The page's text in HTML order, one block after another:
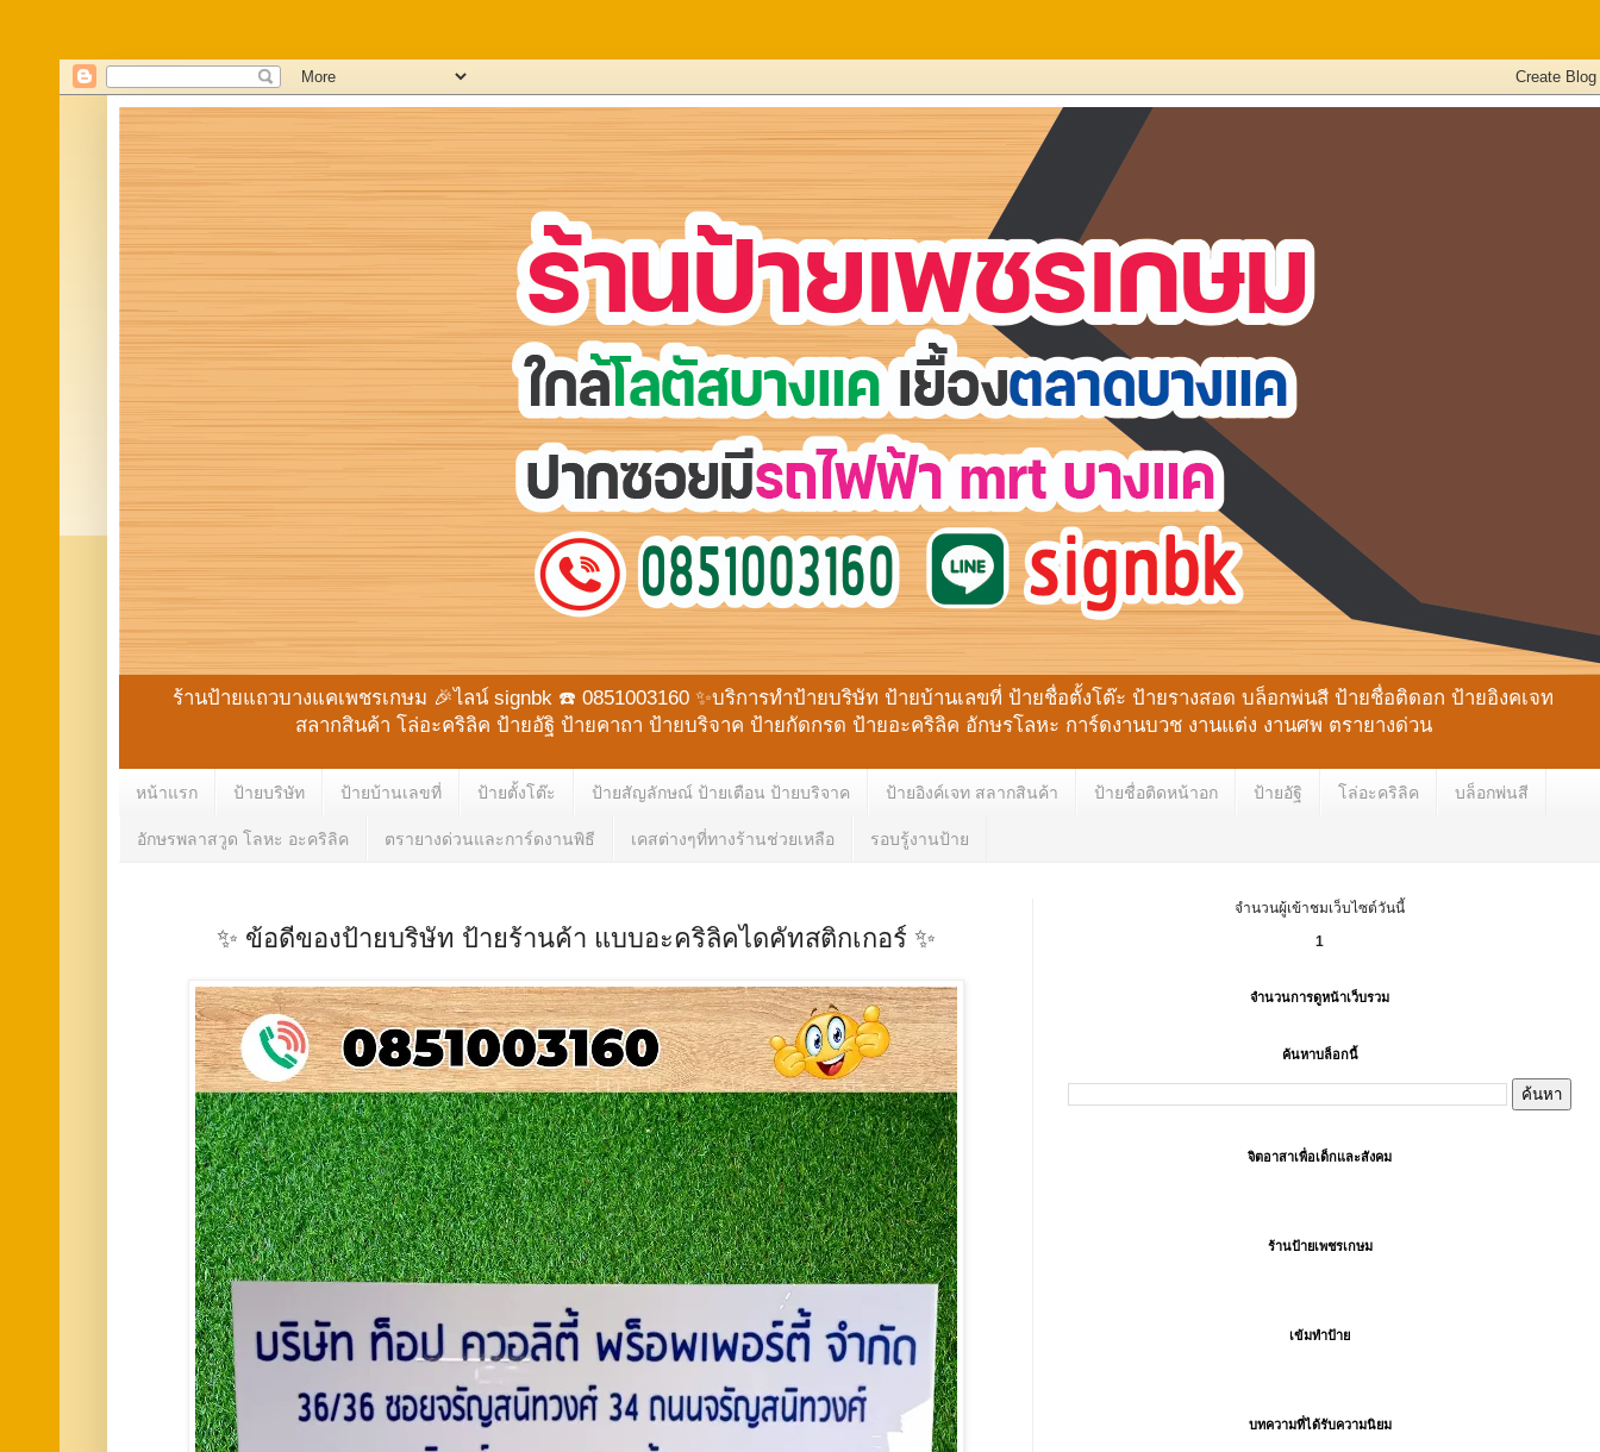
ร้านป้ายแถวบางแคเพชรเกษม 🎉ไลน์ signbk ☎️ 0851003160 ✨บริการทำป้ายบริษัท ป้ายบ้านเลขที่ ป้ายชื่อตั้งโต๊ะ ป้ายรางสอด บล็อกพ่นสี ป้ายชื่อติดอก ป้ายอิงคเจท
สลากสินค้า โล่อะคริลิค ป้ายอัฐิ ป้ายคาถา ป้ายบริจาค ป้ายกัดกรด ป้ายอะคริลิค อักษรโลหะ การ์ดงานบวช งานแต่ง งานศพ ตรายางด่วน
หน้าแรก ป้ายบริษัท ป้ายบ้านเลขที่ ป้ายตั้งโต๊ะ ป้ายสัญลักษณ์ ป้ายเตือน ป้ายบริจาค ป้ายอิงค์เจท สลากสินค้า ป้ายชื่อติดหน้าอก ป้ายอัฐิ โล่อะคริลิค บล็อกพ่นสี
อักษรพลาสวูด โลหะ อะคริลิค ตรายางด่วนและการ์ดงานพิธี เคสต่างๆที่ทางร้านช่วยเหลือ รอบรู้งานป้าย
✨ ข้อดีของป้ายบริษัท ป้ายร้านค้า แบบอะคริลิคไดคัทสติกเกอร์ ✨
จำนวนผู้เข้าชมเว็บไซต์วันนี้
1
จำนวนการดูหน้าเว็บรวม
ค้นหาบล็อกนี้
จิตอาสาเพื่อเด็กและสังคม
ร้านป้ายเพชรเกษม
เข้มทำป้าย
บทความที่ได้รับความนิยม